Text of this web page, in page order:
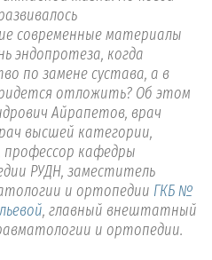
современные материалы
эндопротеза, когда
по замене сустава, а в
отложить? Об этом
Айрапетов, врач
высшей категории,
профессор кафедры
РУДН, заместитель
и ортопедии ГКБ №
, главный внештатный
и ортопедии.